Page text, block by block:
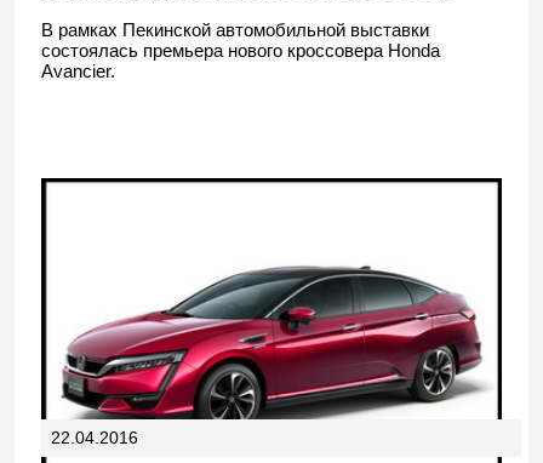
В рамках Пекинской автомобильной выставки
состоялась премьера нового кроссовера Honda
Avancier.
22.04.2016